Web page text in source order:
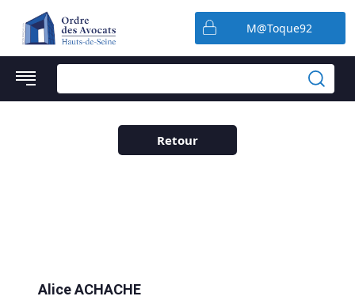
M@Toque92
Retour
Alice ACHACHE
Préférences en matière de cookies